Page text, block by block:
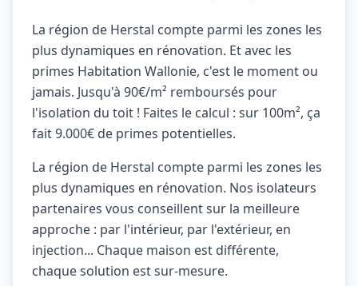
La région de Herstal compte parmi les zones les
plus dynamiques en rénovation. Et avec les
primes Habitation Wallonie, c'est le moment ou
jamais. Jusqu'à 90€/m² remboursés pour
l'isolation du toit ! Faites le calcul : sur 100m², ça
fait 9.000€ de primes potentielles.
La région de Herstal compte parmi les zones les
plus dynamiques en rénovation. Nos isolateurs
partenaires vous conseillent sur la meilleure
approche : par l'intérieur, par l'extérieur, en
injection... Chaque maison est différente,
chaque solution est sur-mesure.